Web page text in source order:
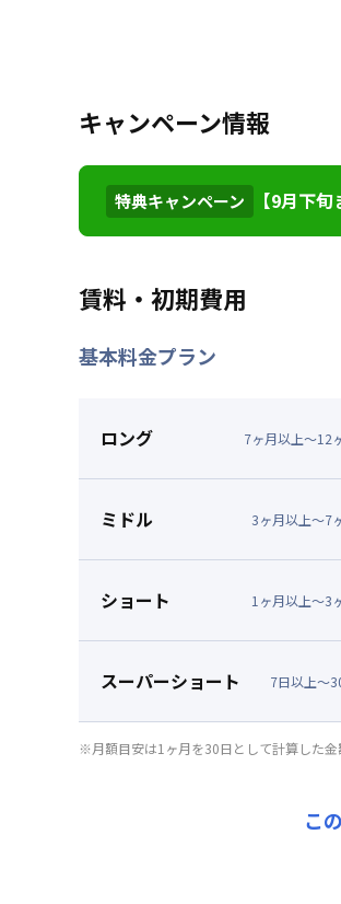
駐車場 なし
情報更新日 2026年7月26日
キャンペーン情報
特典キャンペーン 【9月下
利用条件
お部屋が無くなり次第終了し
賃料・初期費用
基本料金プラン
ロング 7ヶ月以上～12
ミドル 3ヶ月以上～7
ショート 1 ヶ月以上～3
スーパーショート 7日以上～
※月額目安は1ヶ月を30日として計算した金
こ